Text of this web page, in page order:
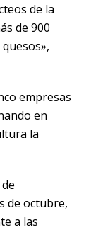
de la
de 900
empresas
en
la
de octubre,
a las